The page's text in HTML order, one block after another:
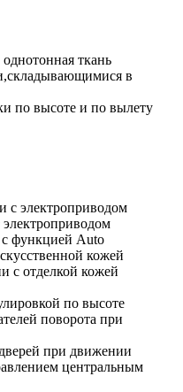
ткань
в
по высоте и по вылету
с электроприводом
функцией Auto
кожей
с отделкой кожей
по высоте
поворота при
при движении
центральным